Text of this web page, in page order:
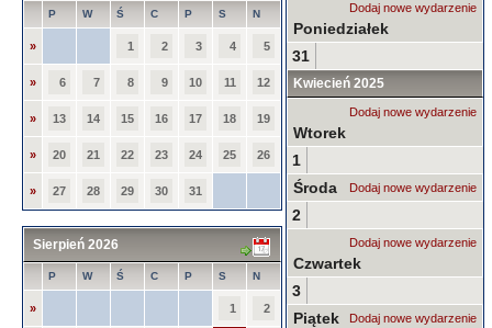
P W Ś C P S N
» 1 2 3 4 5
» 6 7 8 9 10 11 12
» 13 14 15 16 17 18 19
» 20 21 22 23 24 25 26
» 27 28 29 30 31
Sierpień 2026
P W Ś C P S N
» 1 2
Dodaj nowe wydarzenie
Poniedziałek
31
Kwiecień 2025
Dodaj nowe wydarzenie
Wtorek
1
Dodaj nowe wydarzenie
Środa
2
Dodaj nowe wydarzenie
Czwartek
3
Dodaj nowe wydarzenie
Piątek